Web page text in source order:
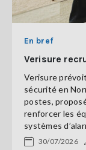
En bref
Verisure
Verisure
sécurité en
postes,
renforcer les
systèmes
30/07/2026